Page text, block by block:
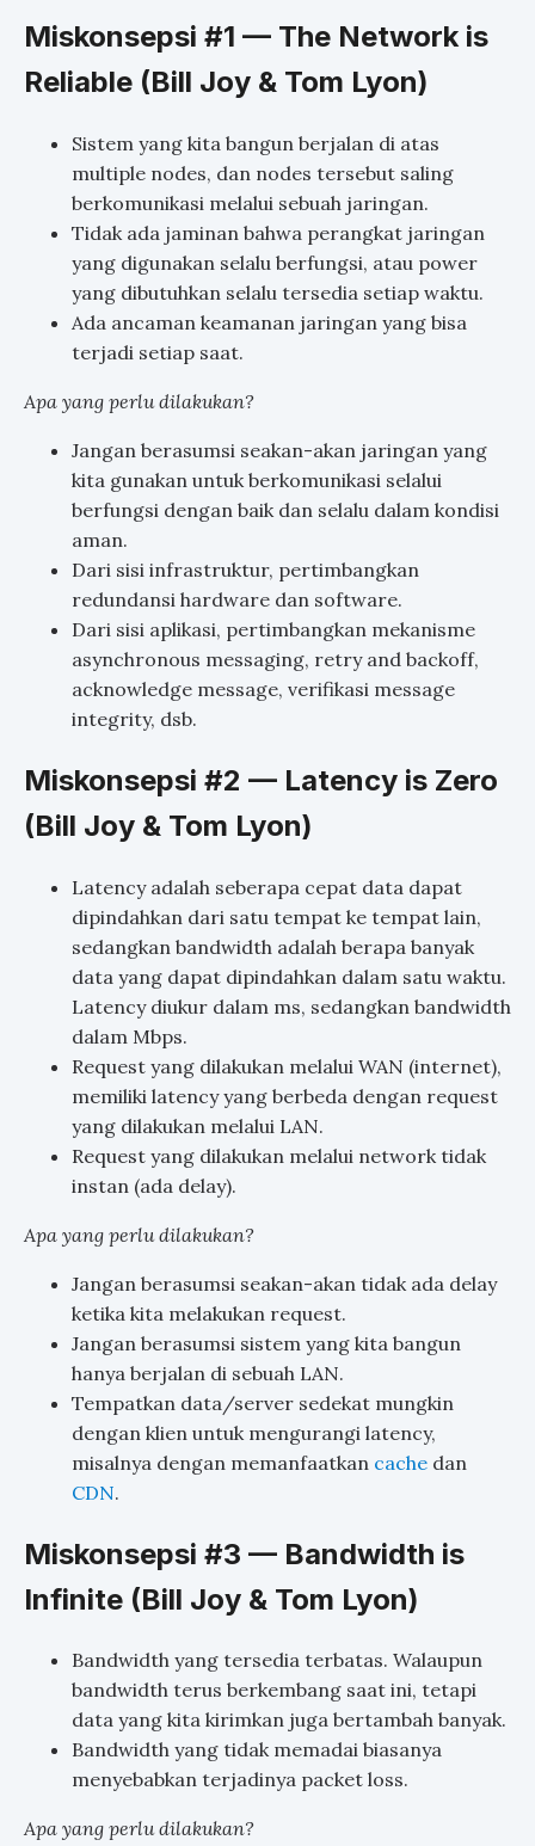
Miskonsepsi #1 — The Network is
Reliable (Bill Joy & Tom Lyon)
Sistem yang kita bangun berjalan di atas
multiple nodes, dan nodes tersebut saling
berkomunikasi melalui sebuah jaringan.
Tidak ada jaminan bahwa perangkat jaringan
yang digunakan selalu berfungsi, atau power
yang dibutuhkan selalu tersedia setiap waktu.
Ada ancaman keamanan jaringan yang bisa
terjadi setiap saat.
Apa yang perlu dilakukan?
Jangan berasumsi seakan-akan jaringan yang
kita gunakan untuk berkomunikasi selalui
berfungsi dengan baik dan selalu dalam kondisi
aman.
Dari sisi infrastruktur, pertimbangkan
redundansi hardware dan software.
Dari sisi aplikasi, pertimbangkan mekanisme
asynchronous messaging, retry and backoff,
acknowledge message, verifikasi message
integrity, dsb.
Miskonsepsi #2 — Latency is Zero
(Bill Joy & Tom Lyon)
Latency adalah seberapa cepat data dapat
dipindahkan dari satu tempat ke tempat lain,
sedangkan bandwidth adalah berapa banyak
data yang dapat dipindahkan dalam satu waktu.
Latency diukur dalam ms, sedangkan bandwidth
dalam Mbps.
Request yang dilakukan melalui WAN (internet),
memiliki latency yang berbeda dengan request
yang dilakukan melalui LAN.
Request yang dilakukan melalui network tidak
instan (ada delay).
Apa yang perlu dilakukan?
Jangan berasumsi seakan-akan tidak ada delay
ketika kita melakukan request.
Jangan berasumsi sistem yang kita bangun
hanya berjalan di sebuah LAN.
Tempatkan data/server sedekat mungkin
dengan klien untuk mengurangi latency,
misalnya dengan memanfaatkan cache dan
CDN.
Miskonsepsi #3 — Bandwidth is
Infinite (Bill Joy & Tom Lyon)
Bandwidth yang tersedia terbatas. Walaupun
bandwidth terus berkembang saat ini, tetapi
data yang kita kirimkan juga bertambah banyak.
Bandwidth yang tidak memadai biasanya
menyebabkan terjadinya packet loss.
Apa yang perlu dilakukan?